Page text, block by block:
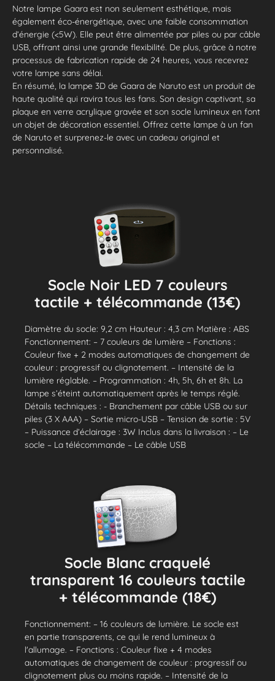
Notre lampe Gaara est non seulement esthétique, mais
également éco-énergétique, avec une faible consommation
d’énergie (<5W). Elle peut être alimentée par piles ou par câble
USB, offrant ainsi une grande flexibilité. De plus, grâce à notre
processus de fabrication rapide de 24 heures, vous recevrez
votre lampe sans délai.
En résumé, la lampe 3D de Gaara de Naruto est un produit de
haute qualité qui ravira tous les fans. Son design captivant, sa
plaque en verre acrylique gravée et son socle lumineux en font
un objet de décoration essentiel. Offrez cette lampe à un fan
de Naruto et surprenez-le avec un cadeau original et
personnalisé.
Socle Noir LED 7 couleurs
tactile + télécommande (13€)
Diamètre du socle: 9,2 cm Hauteur : 4,3 cm Matière : ABS
Fonctionnement: – 7 couleurs de lumière – Fonctions :
Couleur fixe + 2 modes automatiques de changement de
couleur : progressif ou clignotement. – Intensité de la
lumière réglable. – Programmation : 4h, 5h, 6h et 8h. La
lampe s’éteint automatiquement après le temps réglé.
Détails techniques : - Branchement par câble USB ou sur
piles (3 X AAA) – Sortie micro-USB – Tension de sortie : 5V
– Puissance d’éclairage : 3W Inclus dans la livraison : – Le
socle – La télécommande – Le câble USB
Socle Blanc craquelé
transparent 16 couleurs tactile
+ télécommande (18€)
Fonctionnement: – 16 couleurs de lumière. Le socle est
en partie transparents, ce qui le rend lumineux à
l'allumage. – Fonctions : Couleur fixe + 4 modes
automatiques de changement de couleur : progressif ou
clignotement plus ou moins rapide. – Intensité de la